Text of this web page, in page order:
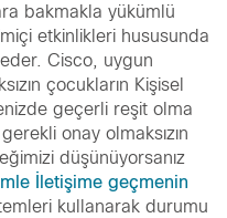
bakmakla yükümlü
etkinlikleri hususunda
Cisco, uygun
çocukların Kişisel
geçerli reşit olma
onay olmaksızın
düşünüyorsanız
İletişime geçmenin
kullanarak durumu